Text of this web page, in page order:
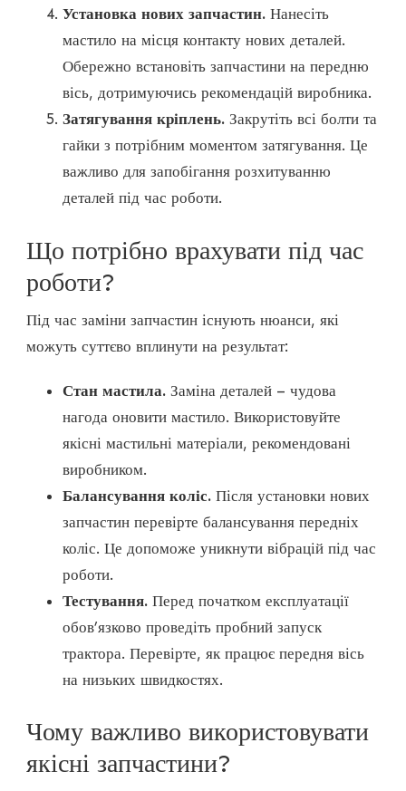
Установка нових запчастин. Нанесіть
мастило на місця контакту нових деталей.
Обережно встановіть запчастини на передню
вісь, дотримуючись рекомендацій виробника.
Затягування кріплень. Закрутіть всі болти та
гайки з потрібним моментом затягування. Це
важливо для запобігання розхитуванню
деталей під час роботи.
Що потрібно врахувати під час
роботи?
Під час заміни запчастин існують нюанси, які
можуть суттєво вплинути на результат:
Стан мастила. Заміна деталей – чудова
нагода оновити мастило. Використовуйте
якісні мастильні матеріали, рекомендовані
виробником.
Балансування коліс. Після установки нових
запчастин перевірте балансування передніх
коліс. Це допоможе уникнути вібрацій під час
роботи.
Тестування. Перед початком експлуатації
обов’язково проведіть пробний запуск
трактора. Перевірте, як працює передня вісь
на низьких швидкостях.
Чому важливо використовувати
якісні запчастини?